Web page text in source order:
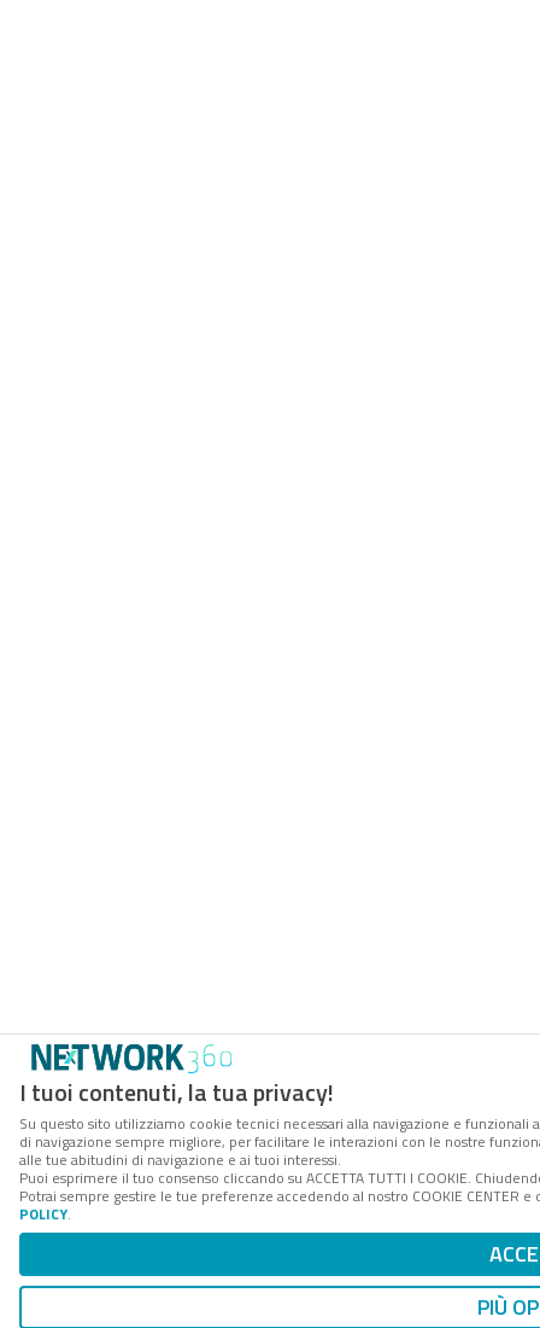
I tuoi contenuti, la tua privacy!
Su questo sito utilizziamo cookie tecnici necessari alla navigazione e
di navigazione sempre migliore, per facilitare le interazioni con le nostre
alle tue abitudini di navigazione e ai tuoi interessi.
Puoi esprimere il tuo consenso cliccando su ACCETTA TUTTI I COOKIE.
Potrai sempre gestire le tue preferenze accedendo al nostro COOKIE
POLICY.
PIÙ